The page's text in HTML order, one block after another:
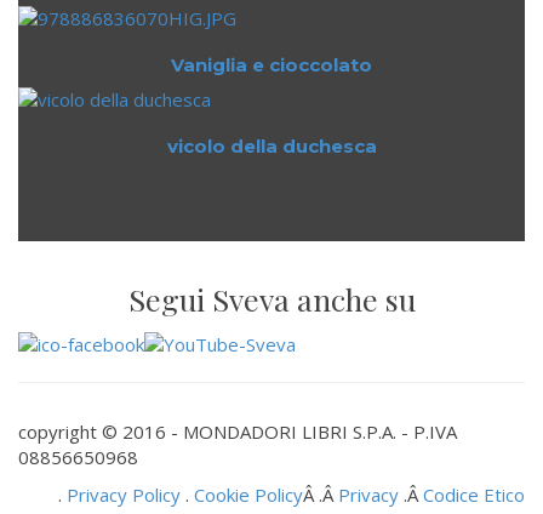
Vaniglia e cioccolato
vicolo della duchesca
Segui Sveva anche su
copyright © 2016 - MONDADORI LIBRI S.P.A. - P.IVA
08856650968
. Privacy Policy . Cookie PolicyÂ .Â Privacy .ÂCodice Etico